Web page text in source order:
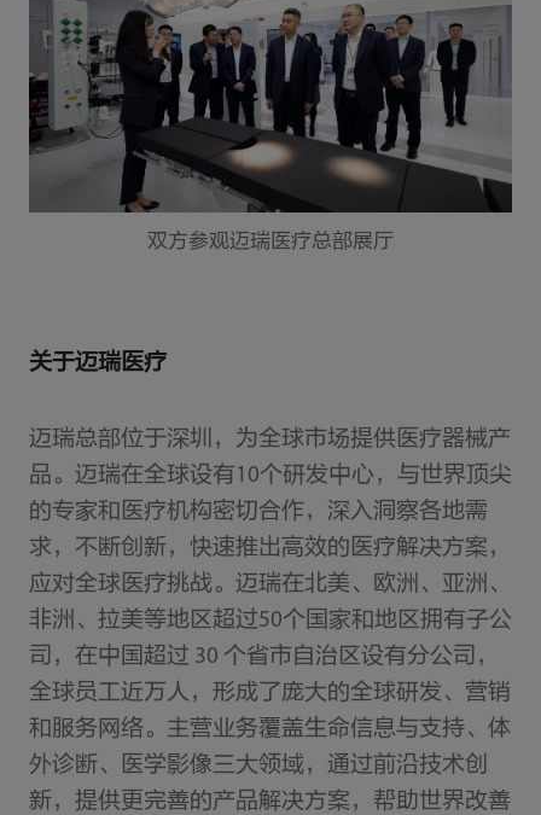
双方参观迈瑞医疗总部展厅
关于迈瑞医疗
迈瑞总部位于深圳，为全球市场提供医疗器械产
品。迈瑞在全球设有10个研发中心，与世界顶尖
的专家和医疗机构密切合作，深入洞察各地需
求，不断创新，快速推出高效的医疗解决方案，
应对全球医疗挑战。迈瑞在北美、欧洲、亚洲、
非洲、拉美等地区超过50个国家和地区拥有子公
司，在中国超过 30 个省市自治区设有分公司，
全球员工近万人，形成了庞大的全球研发、营销
和服务网络。主营业务覆盖生命信息与支持、体
外诊断、医学影像三大领域，通过前沿技术创
新，提供更完善的产品解决方案，帮助世界改善